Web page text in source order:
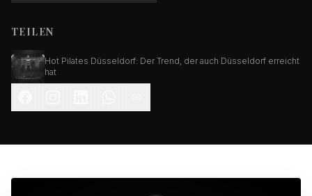
TEILEN
Hot Pilates Düsseldorf: Der Trend, der auch Düsseldorf erreicht
hat